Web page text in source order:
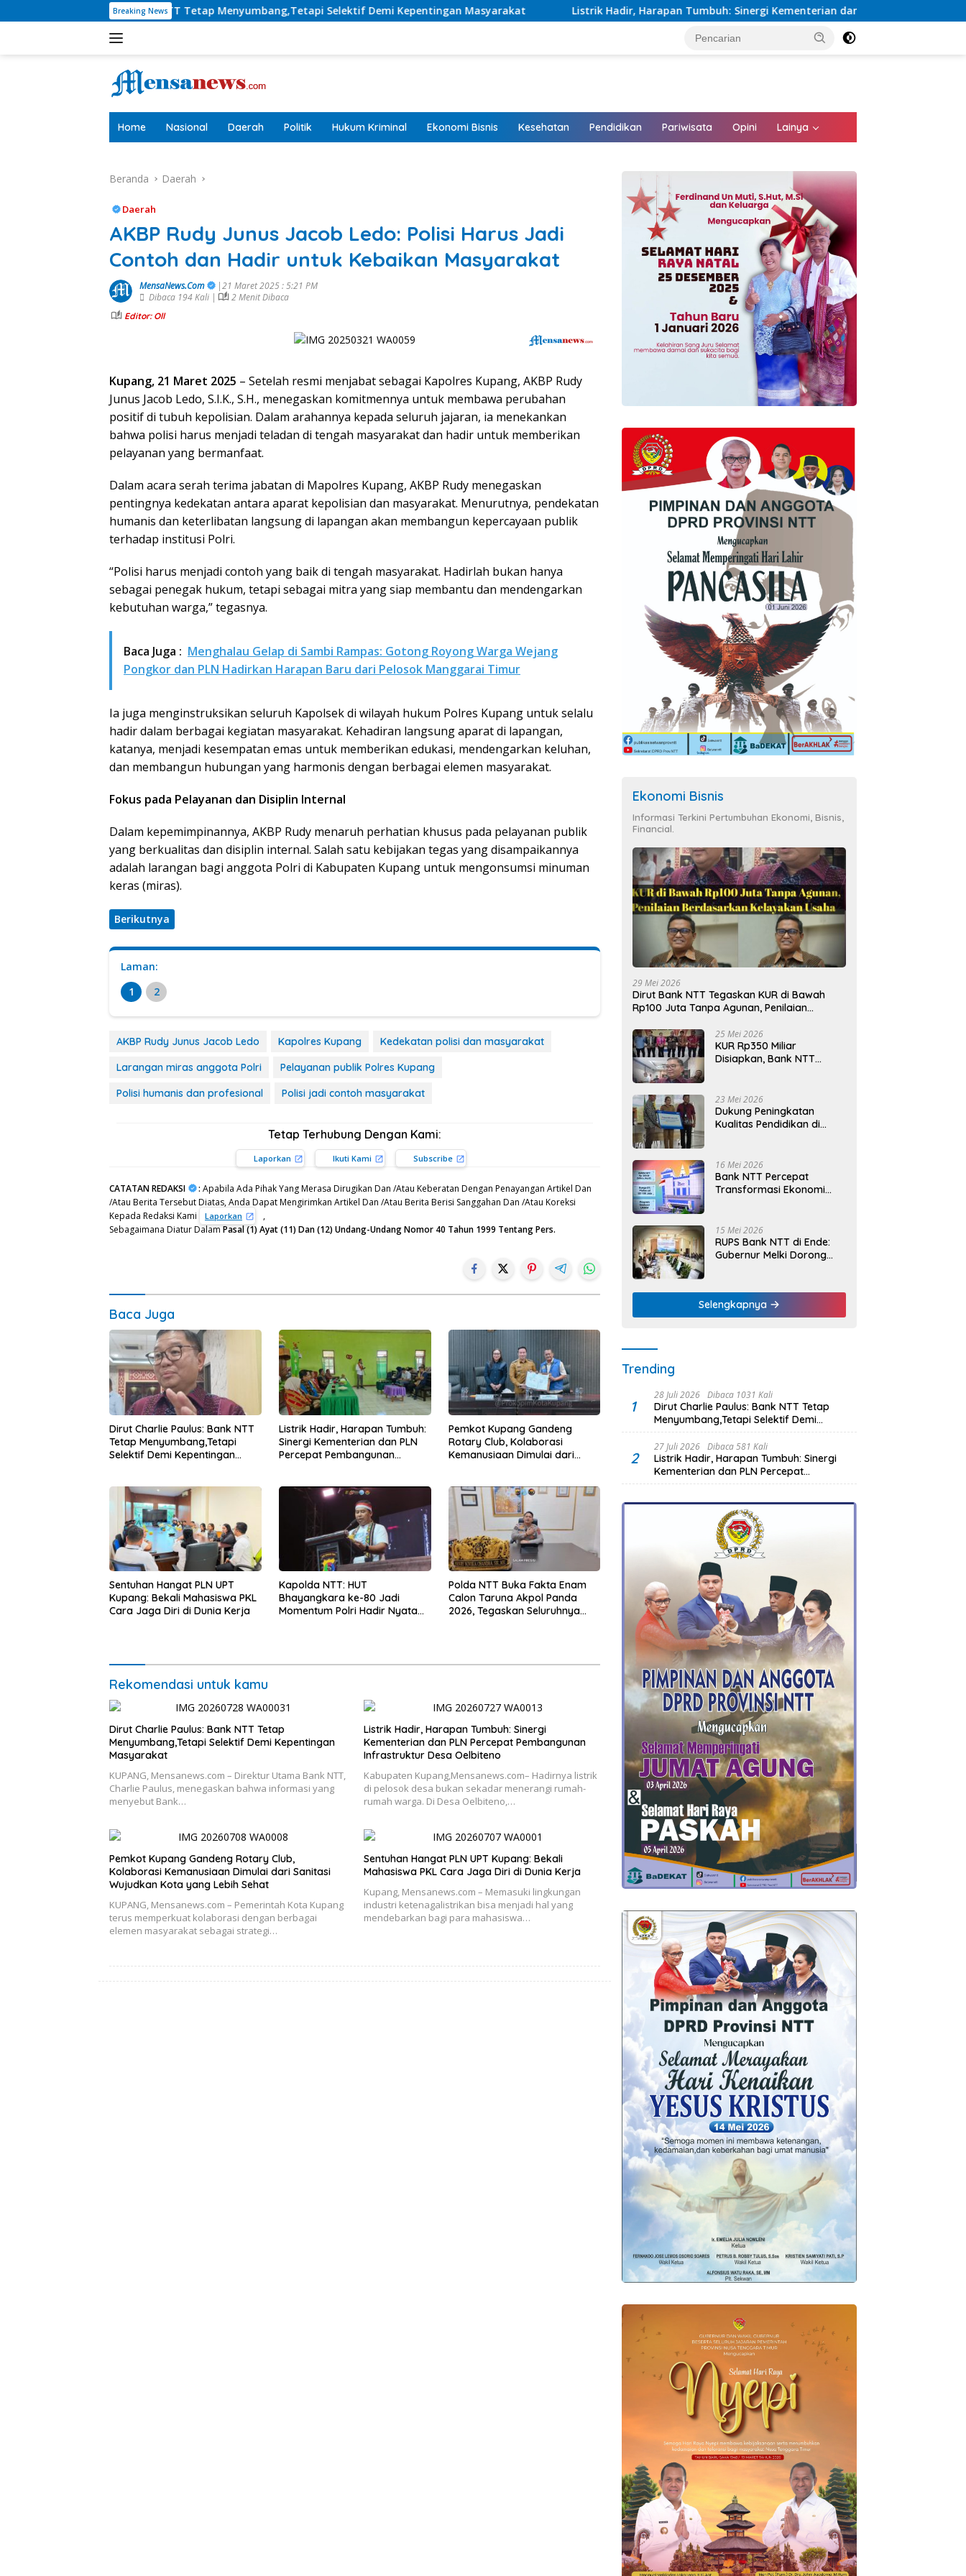
ke
Breaking News
NTT Tetap Menyumbang,Tetapi Selektif Demi Kepentingan Masyarakat Listrik Hadir, Harapan Tumbuh: Sinergi Kementerian dan PLN Percepat Pembangunan Infrastruktur
Home Nasional Daerah Politik Hukum Kriminal Ekonomi Bisnis Kesehatan Pendidikan Pariwisata Opini Lainya
Beranda Daerah
Daerah
AKBP Rudy Junus Jacob Ledo: Polisi Harus Jadi
Contoh dan Hadir untuk Kebaikan Masyarakat
MensaNews.Com
|21 Maret 2025 : 5:21 PM
Dibaca 194 Kali |
2 Menit Dibaca
Editor: Oll
Kupang, 21 Maret 2025 – Setelah resmi menjabat sebagai Kapolres Kupang, AKBP Rudy
Junus Jacob Ledo, S.I.K., S.H., menegaskan komitmennya untuk membawa perubahan
positif di tubuh kepolisian. Dalam arahannya kepada seluruh jajaran, ia menekankan
bahwa polisi harus menjadi teladan di tengah masyarakat dan hadir untuk memberikan
pelayanan yang bermanfaat.
Dalam acara serah terima jabatan di Mapolres Kupang, AKBP Rudy menegaskan
pentingnya kedekatan antara aparat kepolisian dan masyarakat. Menurutnya, pendekatan
humanis dan keterlibatan langsung di lapangan akan membangun kepercayaan publik
terhadap institusi Polri.
“Polisi harus menjadi contoh yang baik di tengah masyarakat. Hadirlah bukan hanya
sebagai penegak hukum, tetapi sebagai mitra yang siap membantu dan mendengarkan
kebutuhan warga,” tegasnya.
Baca Juga : Menghalau Gelap di Sambi Rampas: Gotong Royong Warga Wejang
Pongkor dan PLN Hadirkan Harapan Baru dari Pelosok Manggarai Timur
Ia juga menginstruksikan seluruh Kapolsek di wilayah hukum Polres Kupang untuk selalu
hadir dalam berbagai kegiatan masyarakat. Kehadiran langsung aparat di lapangan,
katanya, menjadi kesempatan emas untuk memberikan edukasi, mendengarkan keluhan,
dan membangun hubungan yang harmonis dengan berbagai elemen masyarakat.
Fokus pada Pelayanan dan Disiplin Internal
Dalam kepemimpinannya, AKBP Rudy menaruh perhatian khusus pada pelayanan publik
yang berkualitas dan disiplin internal. Salah satu kebijakan tegas yang disampaikannya
adalah larangan bagi anggota Polri di Kabupaten Kupang untuk mengonsumsi minuman
keras (miras).
Berikutnya
Laman:
1
2
AKBP Rudy Junus Jacob Ledo Kapolres Kupang
Kedekatan polisi dan masyarakat
Larangan miras anggota Polri
Pelayanan publik Polres Kupang
Polisi humanis dan profesional
Polisi jadi contoh masyarakat
Tetap Terhubung Dengan Kami:
Laporkan Ikuti Kami Subscribe
CATATAN REDAKSI : Apabila Ada Pihak Yang Merasa Dirugikan Dan /Atau Keberatan Dengan Penayangan Artikel Dan
/Atau Berita Tersebut Diatas, Anda Dapat Mengirimkan Artikel Dan /Atau Berita Berisi Sanggahan Dan /Atau Koreksi
Kepada Redaksi Kami
Laporkan
,
Sebagaimana Diatur DalamPasal (1) Ayat (11) Dan (12) Undang-Undang Nomor 40 Tahun 1999 Tentang Pers.
Baca Juga
Dirut Charlie Paulus: Bank NTT
Tetap Menyumbang,Tetapi
Selektif Demi Kepentingan
Listrik Hadir, Harapan Tumbuh:
Sinergi Kementerian dan PLN
Percepat Pembangunan
Pemkot Kupang Gandeng
Rotary Club, Kolaborasi
Kemanusiaan Dimulai dari
Sentuhan Hangat PLN UPT
Kupang: Bekali Mahasiswa PKL
Cara Jaga Diri di Dunia Kerja
Kapolda NTT: HUT
Bhayangkara ke-80 Jadi
Momentum Polri Hadir Nyata
Polda NTT Buka Fakta Enam
Calon Taruna Akpol Panda
2026, Tegaskan Seluruhnya
Rekomendasi untuk kamu
Dirut Charlie Paulus: Bank NTT Tetap
Menyumbang,Tetapi Selektif Demi Kepentingan
Masyarakat
KUPANG, Mensanews.com – Direktur Utama Bank NTT,
Charlie Paulus, menegaskan bahwa informasi yang
menyebut Bank…
Listrik Hadir, Harapan Tumbuh: Sinergi
Kementerian dan PLN Percepat Pembangunan
Infrastruktur Desa Oelbiteno
Kabupaten Kupang,Mensanews.com– Hadirnya listrik
di pelosok desa bukan sekadar menerangi rumah-
rumah warga. Di Desa Oelbiteno,…
Pemkot Kupang Gandeng Rotary Club,
Kolaborasi Kemanusiaan Dimulai dari Sanitasi
Wujudkan Kota yang Lebih Sehat
KUPANG, Mensanews.com – Pemerintah Kota Kupang
terus memperkuat kolaborasi dengan berbagai
elemen masyarakat sebagai strategi…
Sentuhan Hangat PLN UPT Kupang: Bekali
Mahasiswa PKL Cara Jaga Diri di Dunia Kerja
Kupang, Mensanews.com – Memasuki lingkungan
industri ketenagalistrikan bisa menjadi hal yang
mendebarkan bagi para mahasiswa…
Ekonomi Bisnis
Informasi Terkini Pertumbuhan Ekonomi, Bisnis,
Financial.
29 Mei 2026
Dirut Bank NTT Tegaskan KUR di Bawah
Rp100 Juta Tanpa Agunan, Penilaian
25 Mei 2026
KUR Rp350 Miliar
Disiapkan, Bank NTT
23 Mei 2026
Dukung Peningkatan
Kualitas Pendidikan di
Mahasiswa Universitas
Katolik Weetebula
16 Mei 2026
Bank NTT Percepat
Transformasi Ekonomi
Baru
15 Mei 2026
RUPS Bank NTT di Ende:
Gubernur Melki Dorong
Selengkapnya
Trending
1
28 Juli 2026 Dibaca 1031 Kali
Dirut Charlie Paulus: Bank NTT Tetap
Menyumbang,Tetapi Selektif Demi
Kepentingan Masyarakat
2
27 Juli 2026 Dibaca 581 Kali
Listrik Hadir, Harapan Tumbuh: Sinergi
Kementerian dan PLN Percepat
Pembangunan Infrastruktur Desa